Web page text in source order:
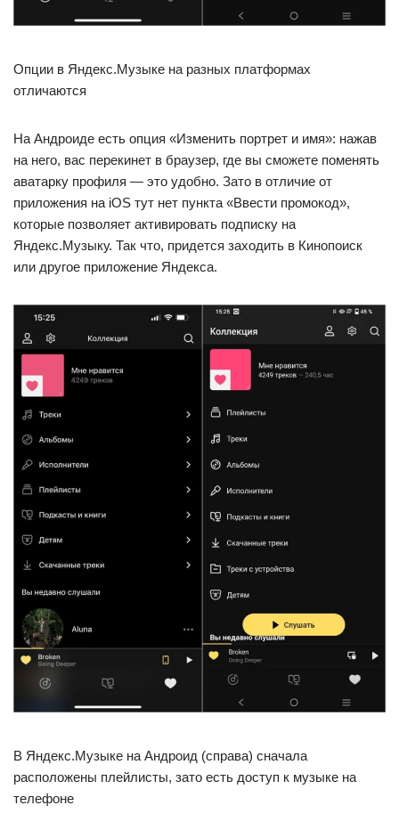
Опции в Яндекс.Музыке на разных платформах
отличаются
На Андроиде есть опция «Изменить портрет и имя»: нажав
на него, вас перекинет в браузер, где вы сможете поменять
аватарку профиля — это удобно. Зато в отличие от
приложения на iOS тут нет пункта «Ввести промокод»,
которые позволяет активировать подписку на
Яндекс.Музыку. Так что, придется заходить в Кинопоиск
или другое приложение Яндекса.
В Яндекс.Музыке на Андроид (справа) сначала
расположены плейлисты, зато есть доступ к музыке на
телефоне